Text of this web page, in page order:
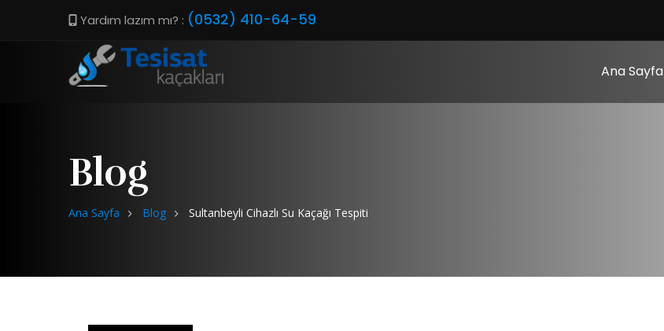
Yardım lazım mı? : (0532) 410-64-59
Ana Sayfa
Blog
Ana Sayfa Blog Sultanbeyli Cihazlı Su Kaçağı Tespiti